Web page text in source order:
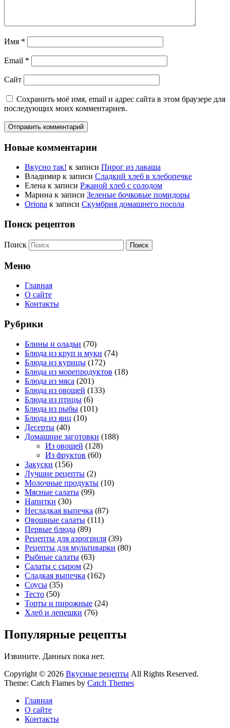
Имя *
Email *
Сайт
Сохранить моё имя, email и адрес сайта в этом браузере для
последующих моих комментариев.
Новые комментарии
Вкусно так! к записи Пирог из лаваша
Владимир к записи Сладкий хлеб в хлебопечке
Елена к записи Ржаной хлеб с солодом
Марина к записи Зеленые бочковые помидоры
Oriona к записи Скумбрия домашнего посола
Поиск рецептов
Поиск
Меню
Главная
О сайте
Контакты
Рубрики
Блины и оладьи (70)
Блюда из круп и муки (74)
Блюда из курицы (172)
Блюда из морепродуктов (18)
Блюда из мяса (201)
Блюда из овощей (133)
Блюда из птицы (6)
Блюда из рыбы (101)
Блюда из яиц (10)
Десерты (40)
Домашние заготовки (188)
Из овощей (128)
Из фруктов (60)
Закуски (156)
Лучшие рецепты (2)
Молочные продукты (10)
Мясные салаты (99)
Напитки (30)
Несладкая выпечка (87)
Овощные салаты (111)
Первые блюда (89)
Рецепты для аэрогриля (39)
Рецепты для мультиварки (80)
Рыбные салаты (63)
Салаты с сыром (2)
Сладкая выпечка (162)
Соусы (35)
Тесто (50)
Торты и пирожные (24)
Хлеб и лепешки (76)
Популярные рецепты
Извините. Данных пока нет.
Copyright © 2026 Вкусные рецепты All Rights Reserved.
Theme: Catch Flames by Catch Themes
Главная
О сайте
Контакты